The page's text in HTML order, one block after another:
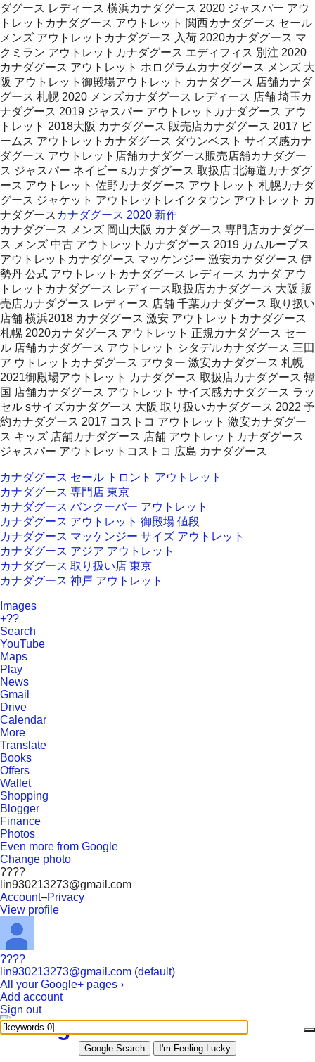
ダグース レディース 横浜カナダグース 2020 ジャスパー アウ
トレットカナダグース アウトレット 関西カナダグース セール
メンズ アウトレットカナダグース 入荷 2020カナダグース マ
クミラン アウトレットカナダグース エディフィス 別注 2020
カナダグース アウトレット ホログラムカナダグース メンズ 大
阪 アウトレット御殿場アウトレット カナダグース 店舗カナダ
グース 札幌 2020 メンズカナダグース レディース 店舗 埼玉カ
ナダグース 2019 ジャスパー アウトレットカナダグース アウ
トレット 2018大阪 カナダグース 販売店カナダグース 2017 ビ
ームス アウトレットカナダグース ダウンベスト サイズ感カナ
ダグース アウトレット店舗カナダグース販売店舗カナダグー
ス ジャスパー ネイビー sカナダグース 取扱店 北海道カナダグ
ース アウトレット 佐野カナダグース アウトレット 札幌カナダ
グース ジャケット アウトレットレイクタウン アウトレット カ
ナダグース カナダグース 2020 新作
カナダグース メンズ 岡山大阪 カナダグース 専門店カナダグー
ス メンズ 中古 アウトレットカナダグース 2019 カムループス
アウトレットカナダグース マッケンジー 激安カナダグース 伊
勢丹 公式 アウトレットカナダグース レディース カナダ アウ
トレットカナダグース レディース取扱店カナダグース 大阪 販
売店カナダグース レディース 店舗 千葉カナダグース 取り扱い
店舗 横浜2018 カナダグース 激安 アウトレットカナダグース
札幌 2020カナダグース アウトレット 正規カナダグース セー
ル 店舗カナダグース アウトレット シタデルカナダグース 三田
ア ウトレットカナダグース アウター 激安カナダグース 札幌
2021御殿場アウトレット カナダグース 取扱店カナダグース 韓
国 店舗カナダグース アウトレット サイズ感カナダグース ラッ
セル sサイズカナダグース 大阪 取り扱いカナダグース 2022 予
約カナダグース 2017 コストコ アウトレット 激安カナダグー
ス キッズ 店舗カナダグース 店舗 アウトレットカナダグース
ジャスパー アウトレットコストコ 広島 カナダグース
カナダグース セール トロント アウトレット
カナダグース 専門店 東京
カナダグース バンクーバー アウトレット
カナダグース アウトレット 御殿場 値段
カナダグース マッケンジー サイズ アウトレット
カナダグース アジア アウトレット
カナダグース 取り扱い店 東京
カナダグース 神戸 アウトレット
Images
+??
Search
YouTube
Maps
Play
News
Gmail
Drive
Calendar
More
Translate
Books
Offers
Wallet
Shopping
Blogger
Finance
Photos
Even more from Google
Change photo
????
lin930213273@gmail.com
Account–Privacy
View profile
????
lin930213273@gmail.com (default)
All your Google+ pages ›
Add account
Sign out